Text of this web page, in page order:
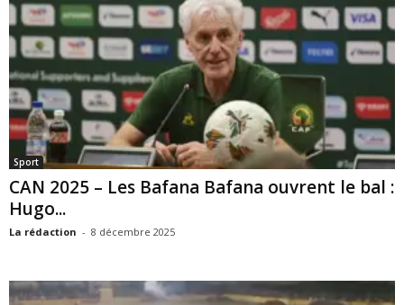
Sport
CAN 2025 – Les Bafana Bafana ouvrent le bal :
Hugo...
La rédaction - 8 décembre 2025